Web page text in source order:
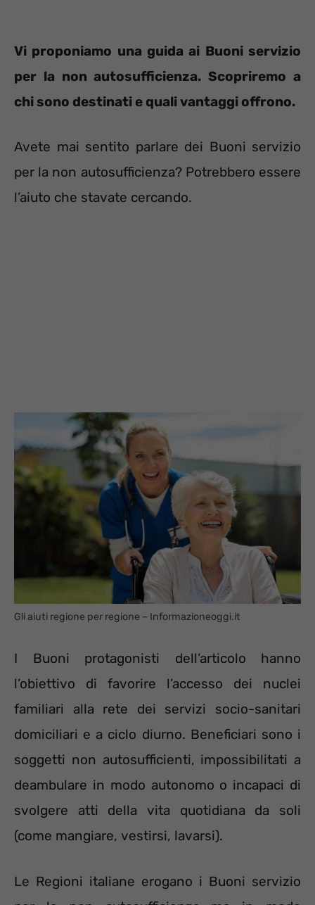
Vi proponiamo una guida ai Buoni servizio
per la non autosufficienza. Scopriremo a
chi sono destinati e quali vantaggi offrono.
Avete mai sentito parlare dei Buoni servizio
per la non autosufficienza? Potrebbero essere
l’aiuto che stavate cercando.
Gli aiuti regione per regione – Informazioneoggi.it
I Buoni protagonisti dell’articolo hanno
l’obiettivo di favorire l’accesso dei nuclei
familiari alla rete dei servizi socio-sanitari
domiciliari e a ciclo diurno. Beneficiari sono i
soggetti non autosufficienti, impossibilitati a
deambulare in modo autonomo o incapaci di
svolgere atti della vita quotidiana da soli
(come mangiare, vestirsi, lavarsi).
Le Regioni italiane erogano i Buoni servizio